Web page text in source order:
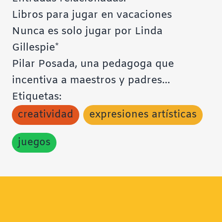
Libros para jugar en vacaciones
Nunca es solo jugar por Linda
Gillespie*
Pilar Posada, una pedagoga que
incentiva a maestros y padres…
Etiquetas:
creatividad
expresiones artísticas
juegos